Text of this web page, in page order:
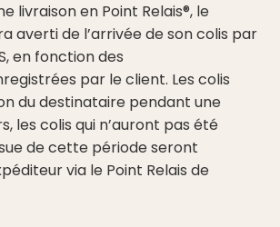
livraison en Point Relais®, le
averti de l’arrivée de son colis par
en fonction des
par le client. Les colis
du destinataire pendant une
les colis qui n’auront pas été
de cette période seront
via le Point Relais de